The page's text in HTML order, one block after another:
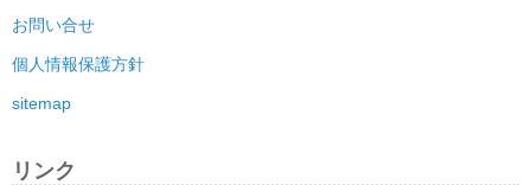
お問い合せ
個人情報保護方針
sitemap
リンク